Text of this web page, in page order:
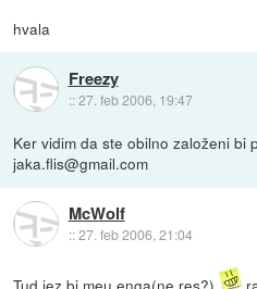
hvala
Freezy
::27. feb 2006, 19:47
Ker vidim da ste obilno založeni bi
jaka.flis@gmail.com
McWolf
::27. feb 2006, 21:04